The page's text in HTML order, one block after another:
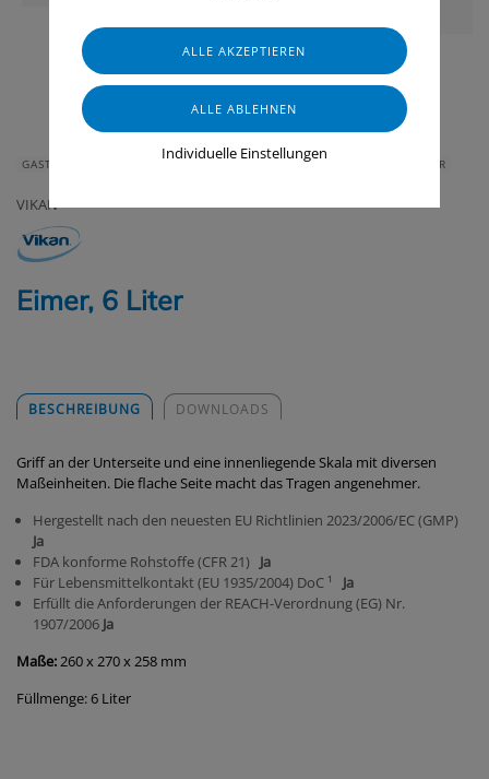
GASTRONOMIE & HOTELLERIE HAUS & HEIM GERÄTE & ZUBEHÖR
VIKAN
Eimer, 6 Liter
BESCHREIBUNG DOWNLOADS
Griff an der Unterseite und eine innenliegende Skala mit diversen
Maßeinheiten. Die flache Seite macht das Tragen angenehmer.
Hergestellt nach den neuesten EU Richtlinien 2023/2006/EC (GMP)
Ja
FDA konforme Rohstoffe (CFR 21) Ja
Für Lebensmittelkontakt (EU 1935/2004) DoC ¹ Ja
Erfüllt die Anforderungen der REACH-Verordnung (EG) Nr.
1907/2006 Ja
Maße:260 x 270 x 258 mm
Füllmenge: 6 Liter
Individuelle Einstellungen